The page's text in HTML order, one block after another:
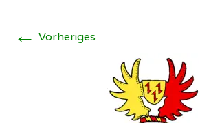
← Vorheriges